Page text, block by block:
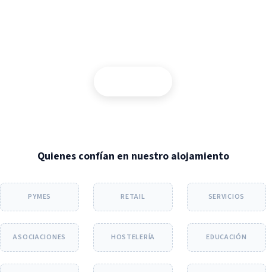
Quienes confían en nuestro alojamiento
PYMES RETAIL SERVICIOS
ASOCIACIONES HOSTELERÍA EDUCACIÓN